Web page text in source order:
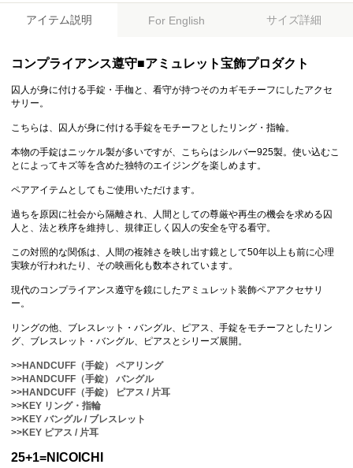
アイテム説明 For English サイズ詳細
コンプライアンス遵守■アミュレット宝飾プロダクト
囚人が身に付ける手錠・手枷と、看守が持つそのカギモチーフにしたアクセ
サリー。
こちらは、囚人が身に付ける手錠をモチーフとしたリング・指輪。
本物の手錠はニッケル製が多いですが、こちらはシルバー925製。使い込むこ
とによってキズ等を含めた独特のエイジングを楽しめます。
ペアアイテムとしてもご使用いただけます。
過ちを原因に社会から隔離され、人間としての尊厳や再生の機会を求める囚
人と、法と秩序を維持し、規律正しく囚人の安全を守る看守。
この対照的な関係は、人間の複雑さを映し出す鏡として50年以上も前に心理
実験が行われたり、その映画化も数本されています。
現代のコンプライアンス遵守を鏡にしたアミュレット装飾ペアアクセサリ
ー。
リングの他、ブレスレット・バングル、ピアス、手錠をモチーフとしたリン
グ、ブレスレット・バングル、ピアスとシリーズ展開。
>>HANDCUFF（手錠） ペアリング
>>HANDCUFF（手錠） バングル
>>HANDCUFF（手錠） ピアス / 片耳
>>KEY リング・指輪
>>KEY バングル / ブレスレット
>>KEY ピアス / 片耳
25+1=NICOICHI